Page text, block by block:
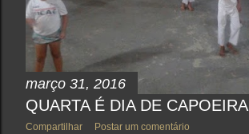
março 31, 2016
QUARTA É DIA DE CAPOEIRA
Compartilhar Postar um comentário